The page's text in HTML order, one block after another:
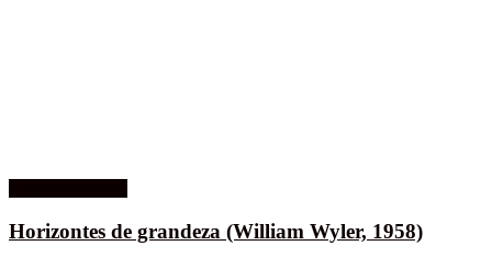
Horizontes de grandeza (William Wyler, 1958)